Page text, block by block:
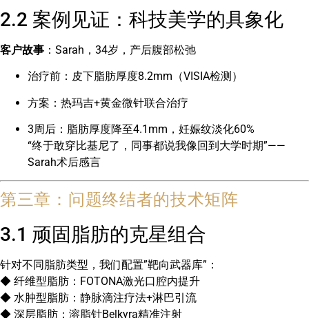
2.2 案例见证：科技美学的具象化
客户故事 ：Sarah，34岁，产后腹部松弛
治疗前：皮下脂肪厚度8.2mm（VISIA检测）
方案：热玛吉+黄金微针联合治疗
3周后：脂肪厚度降至4.1mm，妊娠纹淡化60%
“终于敢穿比基尼了，同事都说我像回到大学时期”——
Sarah术后感言
第三章：问题终结者的技术矩阵
3.1 顽固脂肪的克星组合
针对不同脂肪类型，我们配置”靶向武器库”：
◆ 纤维型脂肪：FOTONA激光口腔内提升
◆ 水肿型脂肪：静脉滴注疗法+淋巴引流
◆ 深层脂肪：溶脂针Belkyra精准注射